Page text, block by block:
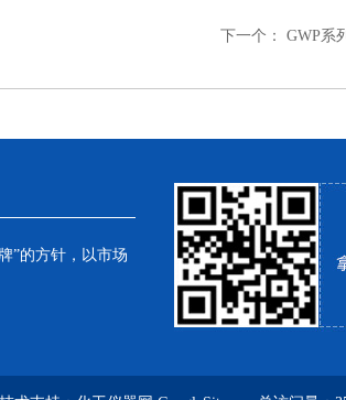
下一个： GWP系
”的方针，以市场